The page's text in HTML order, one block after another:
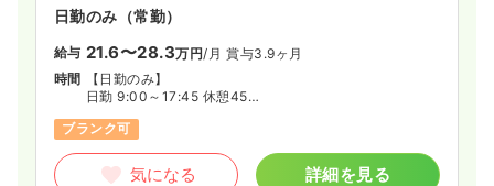
日勤のみ（常勤）
給与 21.6〜28.3万円/月 賞与3.9ヶ月
時間
【日勤のみ】
日勤 9:00～17:45 休憩45分
ブランク可
気になる 詳細を見る